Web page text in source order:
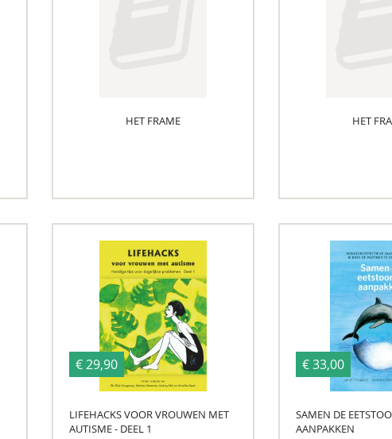
HET FRAME HET
€ 29,90
LIFEHACKS VOOR VROUWEN MET
AUTISME - DEEL 1
€ 33,00
SAMEN DE
AANPAKKEN